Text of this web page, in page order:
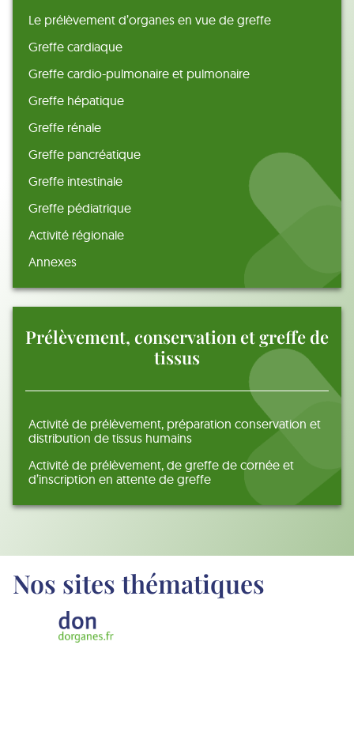
Le prélèvement d’organes en vue de greffe
Greffe cardiaque
Greffe cardio-pulmonaire et pulmonaire
Greffe hépatique
Greffe rénale
Greffe pancréatique
Greffe intestinale
Greffe pédiatrique
Activité régionale
Annexes
Prélèvement, conservation et greffe de
tissus
Activité de prélèvement, préparation conservation et
distribution de tissus humains
Activité de prélèvement, de greffe de cornée et
d’inscription en attente de greffe
Nos sites thématiques